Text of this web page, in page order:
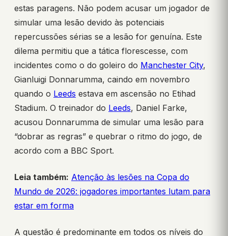
estas paragens. Não podem acusar um jogador de
simular uma lesão devido às potenciais
repercussões sérias se a lesão for genuína. Este
dilema permitiu que a tática florescesse, com
incidentes como o do goleiro do Manchester City,
Gianluigi Donnarumma, caindo em novembro
quando o Leeds estava em ascensão no Etihad
Stadium. O treinador do Leeds, Daniel Farke,
acusou Donnarumma de simular uma lesão para
“dobrar as regras” e quebrar o ritmo do jogo, de
acordo com a BBC Sport.
Leia também: Atenção às lesões na Copa do
Mundo de 2026: jogadores importantes lutam para
estar em forma
A questão é predominante em todos os níveis do